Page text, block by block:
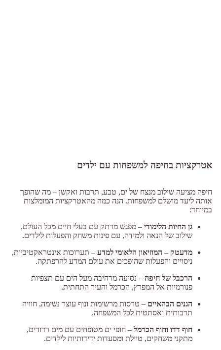
אטרקציות בחיפה למשפחות עם ילדים
חיפה מציעה שילוב מנצח של ים, טבע, תרבות ואקשן – מה שהופך
אותה ליעד מושלם למשפחות. הנה כמה מהאטרקציות המומלצות
במיוחד:
גן החיות הלימודי – מפגש מרתק עם בעלי חיים מכל העולם,
שילוב של הנאה ולמידה, עם פינות משחק והפעלות לילדים.
מדעטק – המוזיאון הלאומי למדע – תערוכות אינטראקטיביות,
ניסויים והפעלות שהופכים את עולם המדע להרפתקה.
הרכבל של חיפה – נסיעה מרהיבה מעל הים עם תצפיות
פנורמיות אל המפרץ, הכרמל והעיר התחתית.
הגנים הבהאיים – טרסות מרשימות ונוף עוצר נשימה, חוויה
תרבותית ואסתטית לכל המשפחה.
חוף דדו וחוף הכרמל – חופי ים מטופחים עם מים רדודים,
מתקני משחקים, טיילת ומסעדות ידידותיות לילדים.